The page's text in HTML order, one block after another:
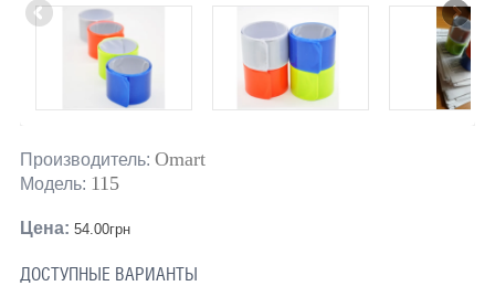
Производитель: Omart
Модель: 115
Цена: 54.00грн
ДОСТУПНЫЕ ВАРИАНТЫ